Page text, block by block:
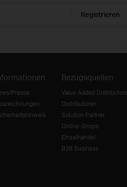
Registrieren
Presse
Bezugsquellen
Value Added
Distributoren
Solution Partner
Online-Shops
Einzelhandel
B2B Business